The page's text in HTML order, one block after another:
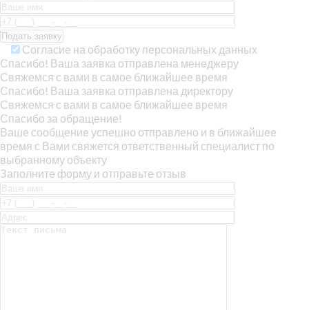
Согласие на обработку персональных данных
Спасибо! Ваша заявка отправлена менеджеру
Свяжемся с вами в самое ближайшее время
Спасибо! Ваша заявка отправлена директору
Свяжемся с вами в самое ближайшее время
Спасибо за обращение!
Ваше сообщение успешно отправлено и в ближайшее
время с Вами свяжется ответственный специалист по
выбранному объекту
Заполните форму и отправьте отзыв